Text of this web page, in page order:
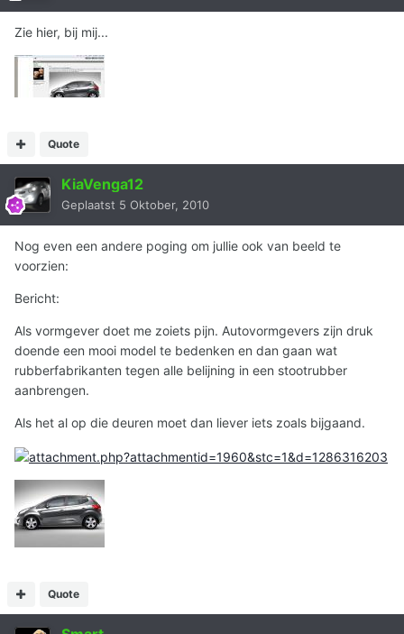
Zie hier, bij mij...
Quote
KiaVenga12
Geplaatst 5 Oktober, 2010
Nog even een andere poging om jullie ook van beeld te
voorzien:
Bericht:
Als vormgever doet me zoiets pijn. Autovormgevers zijn druk
doende een mooi model te bedenken en dan gaan wat
rubberfabrikanten tegen alle belijning in een stootrubber
aanbrengen.
Als het al op die deuren moet dan liever iets zoals bijgaand.
Quote